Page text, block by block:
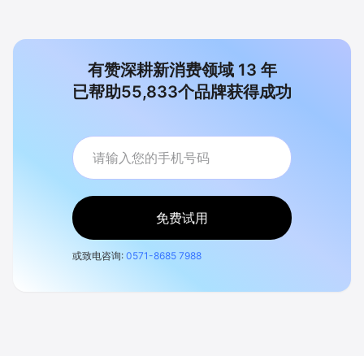
有赞深耕新消费领域 13 年
已帮助55,833个品牌获得成功
免费试用
或致电咨询: 0571-8685 7988